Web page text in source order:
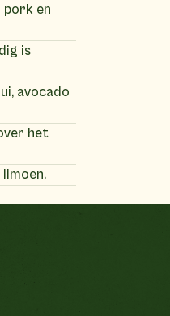
pork en
is
avocado
het